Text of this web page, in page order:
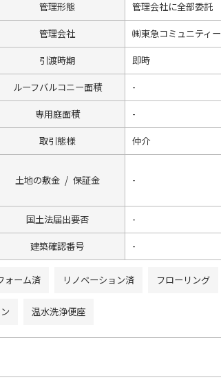
管理形態 管理会社に全部委託
管理会社 ㈱東急コミュニティー
引渡時期 即時
ルーフバルコニー面積 -
専用庭面積 -
取引態様 仲介
土地の敷金 / 保証金 -
国土法届出要否 -
建築確認番号 -
ォーム済 リノベーション済 フローリング
温水洗浄便座